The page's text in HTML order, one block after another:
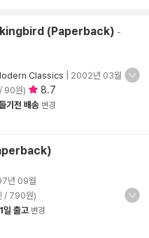
(Paperback) -
Classics
2002년 03월
90원) 8.7
기전 배송 변경
년 09월
/ 790원)
일 출고 변경